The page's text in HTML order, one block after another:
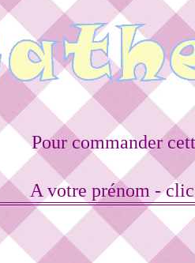
Pour commander
A votre prénom -